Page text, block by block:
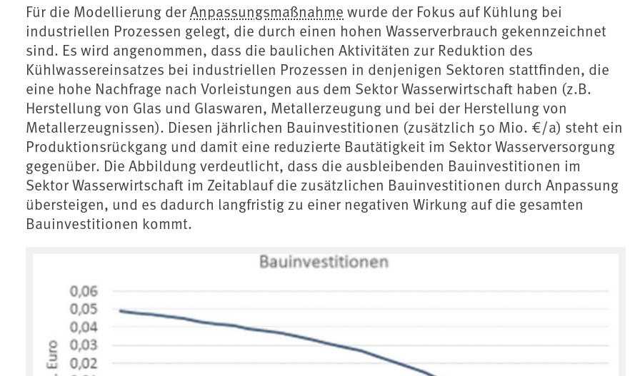
Für die Modellierung derAnpassungsmaßnahme wurde der Fokus auf Kühlung bei
industriellen Prozessen gelegt, die durch einen hohen Wasserverbrauch gekennzeichnet
sind. Es wird angenommen, dass die baulichen Aktivitäten zur Reduktion des
Kühlwassereinsatzes bei industriellen Prozessen in denjenigen Sektoren stattfinden, die
eine hohe Nachfrage nach Vorleistungen aus dem Sektor Wasserwirtschaft haben (z.B.
Herstellung von Glas und Glaswaren, Metallerzeugung und bei der Herstellung von
Metallerzeugnissen). Diesen jährlichen Bauinvestitionen (zusätzlich 50 Mio. €/a) steht ein
Produktionsrückgang und damit eine reduzierte Bautätigkeit im Sektor Wasserversorgung
gegenüber. Die Abbildung verdeutlicht, dass die ausbleibenden Bauinvestitionen im
Sektor Wasserwirtschaft im Zeitablauf die zusätzlichen Bauinvestitionen durch Anpassung
übersteigen, und es dadurch langfristig zu einer negativen Wirkung auf die gesamten
Bauinvestitionen kommt.